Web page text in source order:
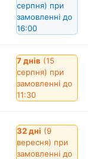
серпня) при
замовленні до
16:00
7 днів (15
серпня) при
замовленні до
11:30
32 дні (9
вересня) при
замовленні до